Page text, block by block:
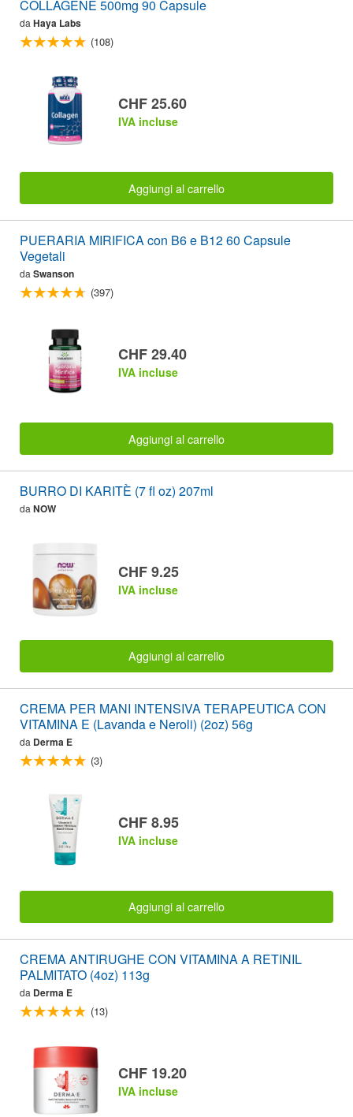
COLLAGENE 500mg 90 Capsule
da Haya Labs
(108)
CHF 25.60
IVA incluse
Aggiungi al carrello
PUERARIA MIRIFICA con B6 e B12 60 Capsule
Vegetali
da Swanson
(397)
CHF 29.40
IVA incluse
Aggiungi al carrello
BURRO DI KARITÈ (7 fl oz) 207ml
da NOW
CHF 9.25
IVA incluse
Aggiungi al carrello
CREMA PER MANI INTENSIVA TERAPEUTICA CON
VITAMINA E (Lavanda e Neroli) (2oz) 56g
da Derma E
(3)
CHF 8.95
IVA incluse
Aggiungi al carrello
CREMA ANTIRUGHE CON VITAMINA A RETINIL
PALMITATO (4oz) 113g
da Derma E
(13)
CHF 19.20
IVA incluse